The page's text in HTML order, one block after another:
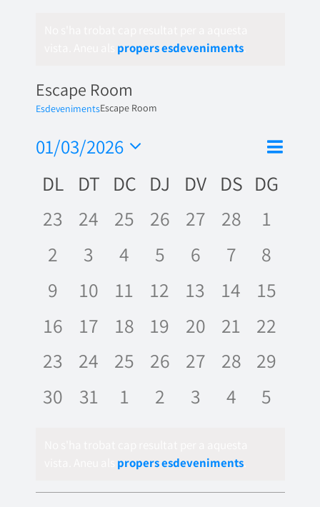
propers esdeveniments.
Escape Room
EsdevenimentsEscape Room
Vistes
de
Mes
01/03/2026
una
data.
Calendari
de
Esdeveniments
DL DT DC DJ DV DS DG
0
23
0
24
0
25
0
26
0
27
0
28
0
1
0
2
0
3
0
4
0
5
0
6
0
7
0
8
0
9
0
10
0
11
0
12
0
13
0
14
0
15
0
esdeveniments,
16
0
esdeveniments,
17
0
esdeveniments,
18
0
esdeveniments,
19
0
esdeveniments,
20
0
21
0
22
0
esdeveniments,
23
0
esdeveniments,
24
0
esdeveniments,
25
0
esdeveniments,
26
0
esdeveniments,
27
0
28
0
29
0
30
0
31
0
1
0
2
0
3
0
4
0
5
propers esdeveniments.